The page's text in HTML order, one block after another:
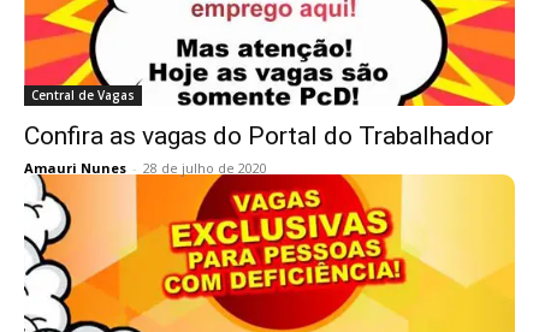
Central de Vagas
Confira as vagas do Portal do Trabalhador
Amauri Nunes - 28 de julho de 2020